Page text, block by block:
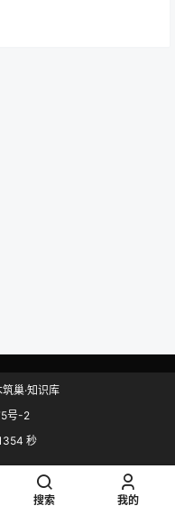
巢·知识库
号-2
秒
搜索 我的